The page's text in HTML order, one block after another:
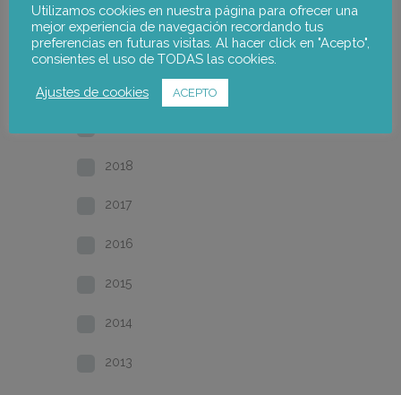
2022
2021
2020
2018
2017
2016
2015
2014
2013
Utilizamos cookies en nuestra página para ofrecer una
mejor experiencia de navegación recordando tus
preferencias en futuras visitas. Al hacer click en "Acepto",
consientes el uso de TODAS las cookies.
Ajustes de cookies ACEPTO